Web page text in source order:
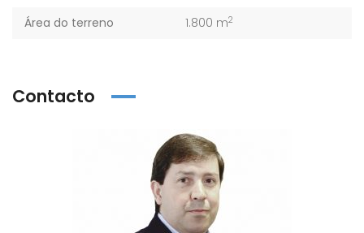
Área do terreno
1.800 m2
Contacto